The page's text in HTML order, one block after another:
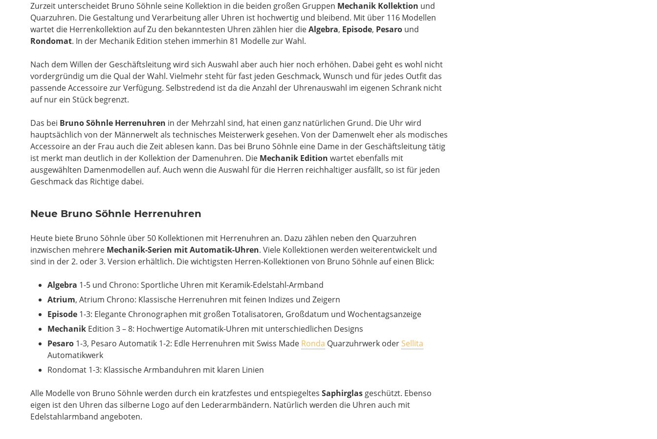
Zurzeit unterscheidet Bruno Söhnle seine Kollektion in die beiden großen Gruppen Mechanik Kollektion und
Quarzuhren. Die Gestaltung und Verarbeitung aller Uhren ist hochwertig und bleibend. Mit über 116 Modellen
wartet die Herrenkollektion auf Zu den bekanntesten Uhren zählen hier dieAlgebra, Episode, Pesaro und
Rondomat. In der Mechanik Edition stehen immerhin 81 Modelle zur Wahl.
Nach dem Willen der Geschäftsleitung wird sich Auswahl aber auch hier noch erhöhen. Dabei geht es wohl nicht
vordergründig um die Qual der Wahl. Vielmehr steht für fast jeden Geschmack, Wunsch und für jedes Outfit das
passende Accessoire zur Verfügung. Selbstredend ist da die Anzahl der Uhrenauswahl im eigenen Schrank nicht
auf nur ein Stück begrenzt.
Das bei Bruno Söhnle Herrenuhren in der Mehrzahl sind, hat einen ganz natürlichen Grund. Die Uhr wird
hauptsächlich von der Männerwelt als technisches Meisterwerk gesehen. Von der Damenwelt eher als modisches
Accessoire an der Frau auch die Zeit ablesen kann. Das bei Bruno Söhnle eine Dame in der Geschäftsleitung tätig
ist merkt man deutlich in der Kollektion der Damenuhren. Die Mechanik Edition wartet ebenfalls mit
ausgewählten Damenmodellen auf. Auch wenn die Auswahl für die Herren reichhaltiger ausfällt, so ist für jeden
Geschmack das Richtige dabei.
Neue Bruno Söhnle Herrenuhren
Heute biete Bruno Söhnle über 50 Kollektionen mit Herrenuhren an. Dazu zählen neben den Quarzuhren
inzwischen mehrere Mechanik-Serien mit Automatik-Uhren. Viele Kollektionen werden weiterentwickelt und
sind in der 2. oder 3. Version erhältlich. Die wichtigsten Herren-Kollektionen von Bruno Söhnle auf einen Blick:
Algebra 1-5 und Chrono: Sportliche Uhren mit Keramik-Edelstahl-Armband
Atrium, Atrium Chrono: Klassische Herrenuhren mit feinen Indizes und Zeigern
Episode 1-3: Elegante Chronographen mit großen Totalisatoren, Großdatum und Wochentagsanzeige
Mechanik Edition 3 – 8: Hochwertige Automatik-Uhren mit unterschiedlichen Designs
Pesaro 1-3, Pesaro Automatik 1-2: Edle Herrenuhren mit Swiss Made Ronda Quarzuhrwerk oder Sellita
Automatikwerk
Rondomat 1-3: Klassische Armbanduhren mit klaren Linien
Alle Modelle von Bruno Söhnle werden durch ein kratzfestes und entspiegeltes Saphirglas geschützt. Ebenso
eigen ist den Uhren das silberne Logo auf den Lederarmbändern. Natürlich werden die Uhren auch mit
Edelstahlarmband angeboten.